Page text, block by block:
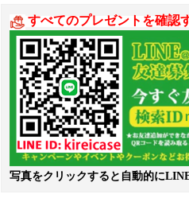
すべてのプレゼントを確認
写真をクリックすると自動的に